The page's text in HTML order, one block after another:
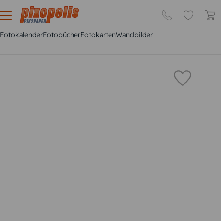
FotokalenderFotobücherFotokartenWandbilder